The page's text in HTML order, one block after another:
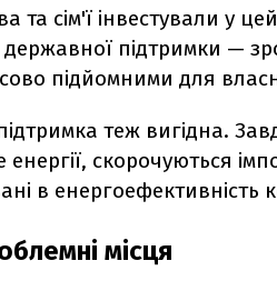
та сім'ї інвестували у
підтримки —
підйомними для
теж вигідна.
скорочуються
в
місця